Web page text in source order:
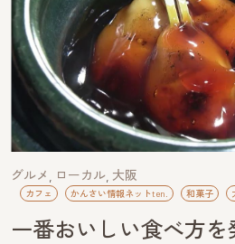
グルメ ローカル 大阪
カフェ かんさい情報ネットten. 和菓子
一番おいしい食べ方